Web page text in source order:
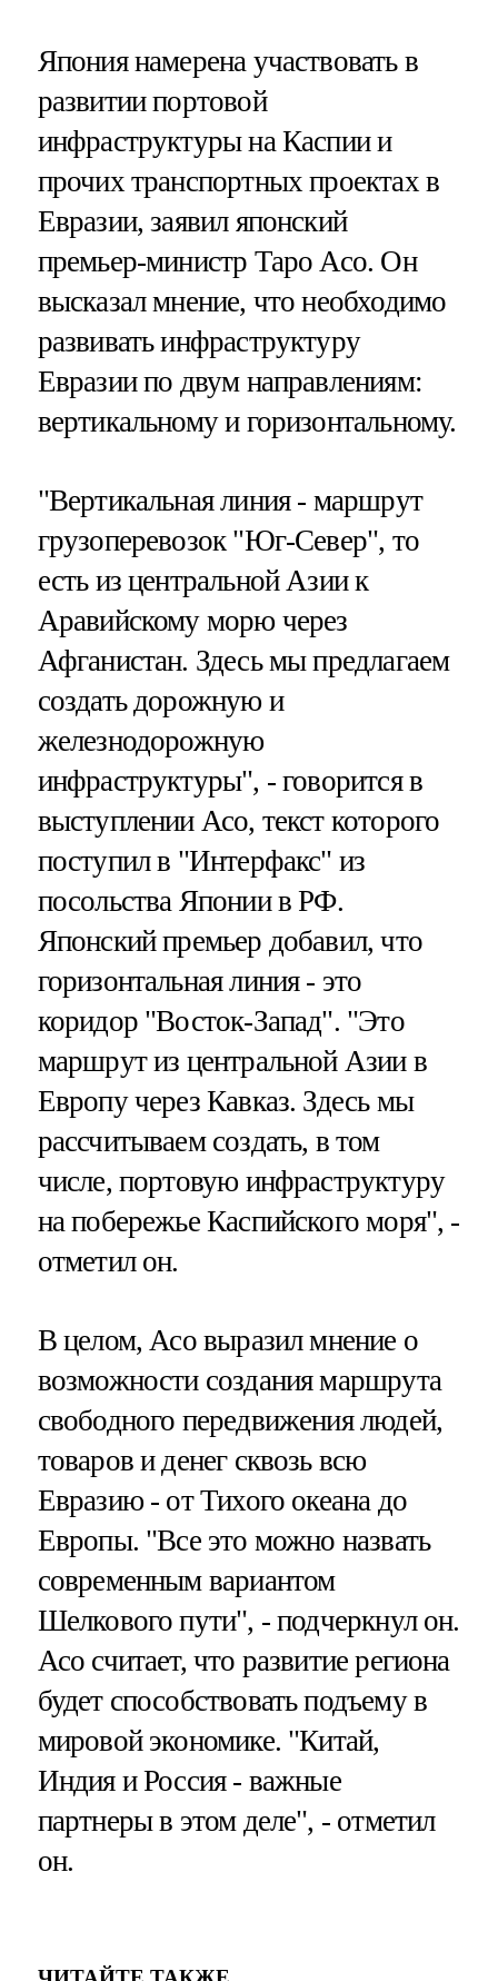
Япония намерена участвовать в
развитии портовой
инфраструктуры на Каспии и
прочих транспортных проектах в
Евразии, заявил японский
премьер-министр Таро Асо. Он
высказал мнение, что необходимо
развивать инфраструктуру
Евразии по двум направлениям:
вертикальному и горизонтальному.
"Вертикальная линия - маршрут
грузоперевозок "Юг-Север", то
есть из центральной Азии к
Аравийскому морю через
Афганистан. Здесь мы предлагаем
создать дорожную и
железнодорожную
инфраструктуры", - говорится в
выступлении Асо, текст которого
поступил в "Интерфакс" из
посольства Японии в РФ.
Японский премьер добавил, что
горизонтальная линия - это
коридор "Восток-Запад". "Это
маршрут из центральной Азии в
Европу через Кавказ. Здесь мы
рассчитываем создать, в том
числе, портовую инфраструктуру
на побережье Каспийского моря", -
отметил он.
В целом, Асо выразил мнение о
возможности создания маршрута
свободного передвижения людей,
товаров и денег сквозь всю
Евразию - от Тихого океана до
Европы. "Все это можно назвать
современным вариантом
Шелкового пути", - подчеркнул он.
Асо считает, что развитие региона
будет способствовать подъему в
мировой экономике. "Китай,
Индия и Россия - важные
партнеры в этом деле", - отметил
он.